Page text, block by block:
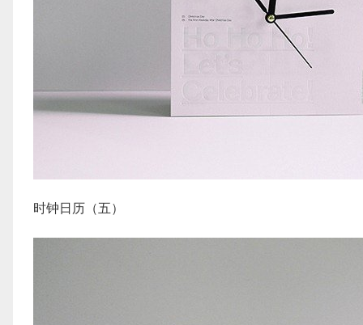
时钟日历（五）